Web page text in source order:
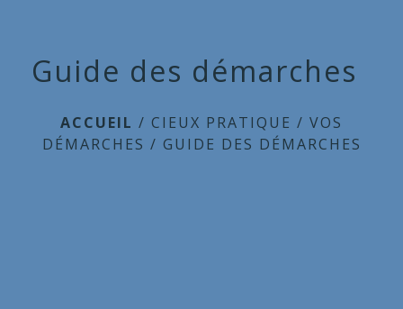
Guide des démarches
ACCUEIL / CIEUX PRATIQUE / VOS
DÉMARCHES / GUIDE DES DÉMARCHES